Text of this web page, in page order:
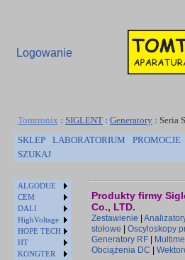
Logowanie
Tomtronix : SIGLENT : Generatory : Seria
SKLEP
LABORATORIUM PROMOCJE
SZUKAJ
ALGODUE
CEM
DALI
HighVoltage
HOPE TECH
HT
KONGTER
Produkty firmy
Co., LTD.
Zestawienie
stołowe
Oscyloskopy
Generatory RF
Obciążenia DC